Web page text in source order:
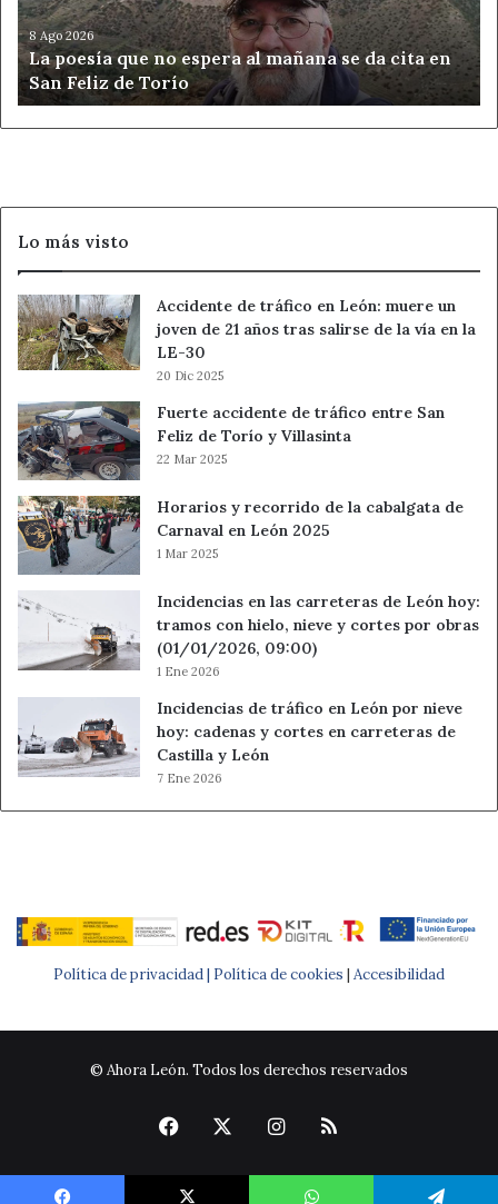
mañana
se
da
cita
en
San
8 Ago 2026
La poesía que no espera al mañana se da cita en
San Feliz de Torío
Lo más visto
Accidente de tráfico en León: muere un
joven de 21 años tras salirse de la vía en la
LE-30
20 Dic 2025
Fuerte accidente de tráfico entre San
Feliz de Torío y Villasinta
22 Mar 2025
Horarios y recorrido de la cabalgata de
Carnaval en León 2025
1 Mar 2025
Incidencias en las carreteras de León hoy:
tramos con hielo, nieve y cortes por obras
(01/01/2026, 09:00)
1 Ene 2026
Incidencias de tráfico en León por nieve
hoy: cadenas y cortes en carreteras de
Castilla y León
7 Ene 2026
Política de privacidad | Política de cookies | Accesibilidad
© Ahora León. Todos los derechos reservados
Facebook Instagram
RSS